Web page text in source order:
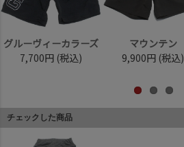
グルーヴィーカラーズ
7,700円 (税込)
マウンテン
9,900円 (税込)
チェックした商品